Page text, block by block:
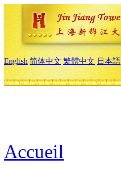
English 简体中文 繁體中文 日本語
Accueil